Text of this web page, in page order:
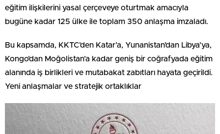
eğitim ilişkilerini yasal çerçeveye oturtmak amacıyla
bugüne kadar 125 ülke ile toplam 350 anlaşma imzaladı.
Bu kapsamda, KKTC’den Katar’a, Yunanistan’dan Libya’ya,
Kongo’dan Moğolistan’a kadar geniş bir coğrafyada eğitim
alanında iş birlikleri ve mutabakat zabıtları hayata geçirildi.
Yeni anlaşmalar ve stratejik ortaklıklar